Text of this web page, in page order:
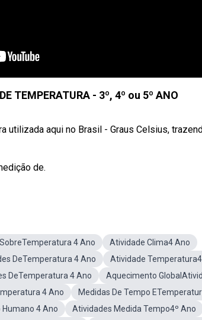
TEMPERATURA - 3º, 4º ou 5º ANO
utilizada aqui no Brasil - Graus Celsius,
de.
4 Ano
Atividade Clima4 Ano
DeTemperatura 4 Ano
Atividade
DeTemperatura 4 Ano
Aquecimento
4 Ano
Medidas De Tempo
4 Ano
Atividades Medida Tempo4º Ano